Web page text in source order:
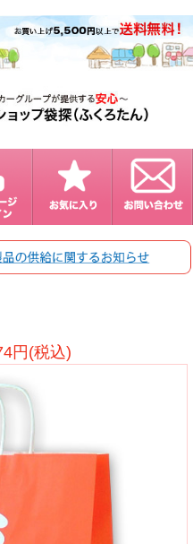
円(税込)